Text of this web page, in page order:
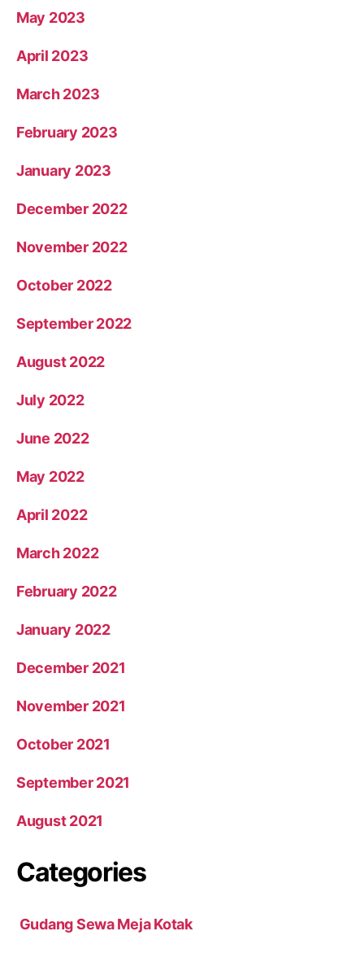
May 2023
April 2023
March 2023
February 2023
January 2023
December 2022
November 2022
October 2022
September 2022
August 2022
July 2022
June 2022
May 2022
April 2022
March 2022
February 2022
January 2022
December 2021
November 2021
October 2021
September 2021
August 2021
Categories
Gudang Sewa Meja Kotak